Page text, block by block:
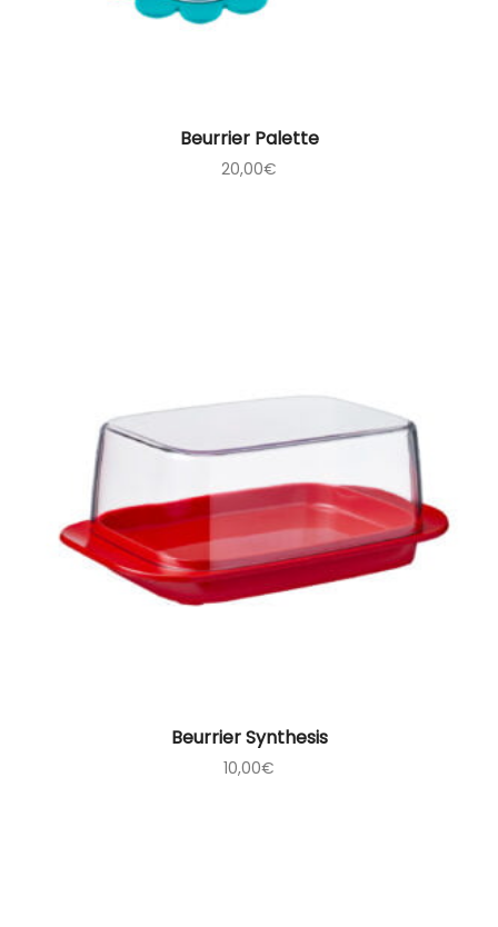
Beurrier Palette
20,00€
Beurrier Synthesis
10,00€